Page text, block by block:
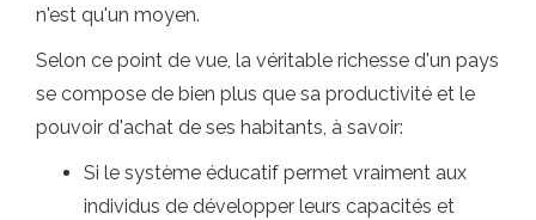
n'est qu'un moyen.
Selon ce point de vue, la véritable richesse d'un pays
se compose de bien plus que sa productivité et le
pouvoir d'achat de ses habitants, à savoir:
Si le système éducatif permet vraiment aux
individus de développer leurs capacités et